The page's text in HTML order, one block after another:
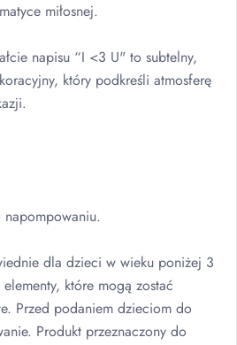
miłosnej.
napisu “I <3 U" to subtelny,
który podkreśli atmosferę
dla dzieci w wieku poniżej 3
które mogą zostać
Przed podaniem dzieciom do
Produkt przeznaczony do